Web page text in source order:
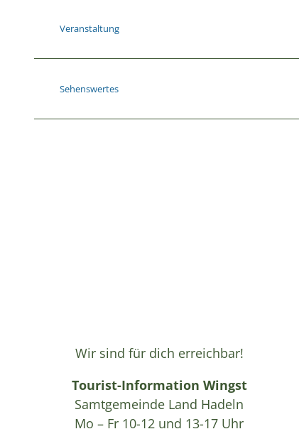
Veranstaltung
Sehenswertes
Wir sind für dich erreichbar!
Tourist-Information Wingst
Samtgemeinde Land Hadeln
Mo – Fr 10-12 und 13-17 Uhr